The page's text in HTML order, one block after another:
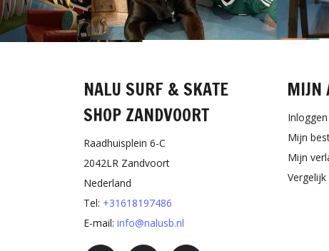
NALU SURF & SKATE
SHOP ZANDVOORT
Raadhuisplein 6-C
2042LR Zandvoort
Nederland
Tel: +31618197486
E-mail: info@nalusb.nl
MIJN
Inloggen
Mijn
Mijn